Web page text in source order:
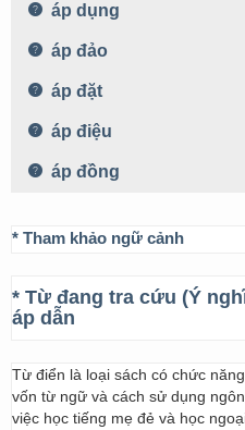
áp dụng
áp đảo
áp đặt
áp điệu
áp đồng
* Tham khảo ngữ cảnh
* Từ đang tra cứu (Ý
áp dẫn
Từ điển là loại sách có chức
vốn từ ngữ và cách sử dụng
việc học tiếng mẹ đẻ và học